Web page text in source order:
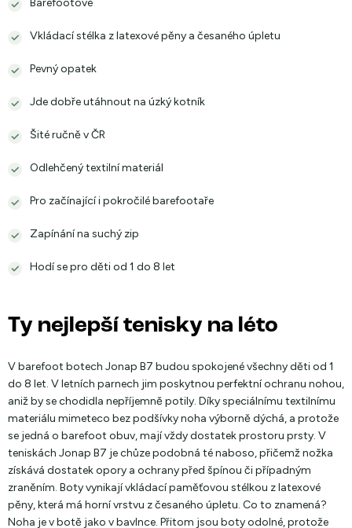
Barefootové
Vkládací stélka z latexové pěny a česaného úpletu
Pevný opatek
Jde dobře utáhnout na úzký kotník
Šité ručně v ČR
Odlehčený textilní materiál
Pro začínající i pokročilé barefootaře
Zapínání na suchý zip
Hodí se pro děti od 1 do 8 let
Ty nejlepší tenisky na léto
V barefoot botech Jonap B7 budou spokojené všechny děti od 1
do 8 let. V letních parnech jim poskytnou perfektní ochranu nohou,
aniž by se chodidla nepříjemně potily. Díky speciálnímu textilnímu
materiálu mimeteco bez podšívky noha výborně dýchá, a protože
se jedná o barefoot obuv, mají vždy dostatek prostoru prsty. V
teniskách Jonap B7 je chůze podobná té naboso, přičemž nožka
získává dostatek opory a ochrany před špínou či případným
zraněním. Boty vynikají vkládací paměťovou stélkou z latexové
pěny, která má horní vrstvu z česaného úpletu. Co to znamená?
Noha je v botě jako v bavlnce. Přitom jsou boty odolné, protože